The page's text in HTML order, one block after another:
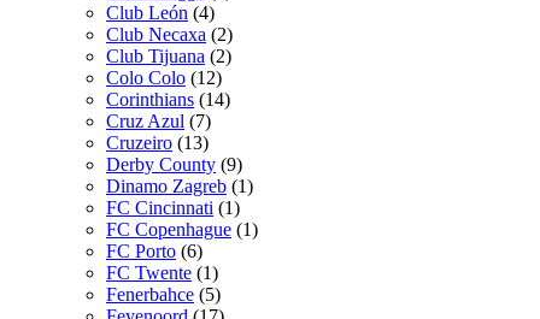
Club León (4)
Club Necaxa (2)
Club Tijuana (2)
Colo Colo (12)
Corinthians (14)
Cruz Azul (7)
Cruzeiro (13)
Derby County (9)
Dinamo Zagreb (1)
FC Cincinnati (1)
FC Copenhague (1)
FC Porto (6)
FC Twente (1)
Fenerbahce (5)